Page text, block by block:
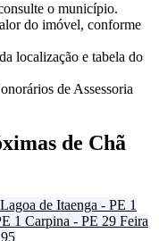
o município.
do imóvel, conforme
localização e tabela do
de Assessoria
de Chã
Lagoa de Itaenga - PE 1
1 Carpina - PE 29 Feira
95